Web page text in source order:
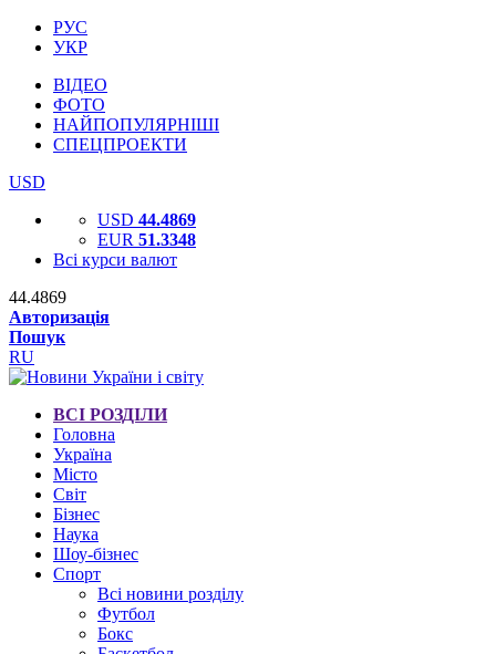
РУС
УКР
ВІДЕО
ФОТО
НАЙПОПУЛЯРНІШІ
СПЕЦПРОЕКТИ
USD
USD 44.4869
EUR 51.3348
Всі курси валют
44.4869
Авторизація
Пошук
RU
ВСІ РОЗДІЛИ
Головна
Україна
Місто
Світ
Бізнес
Наука
Шоу-бізнес
Спорт
Всі новини розділу
Футбол
Бокс